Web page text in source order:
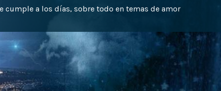
cumple a los días, sobre todo en temas de amor